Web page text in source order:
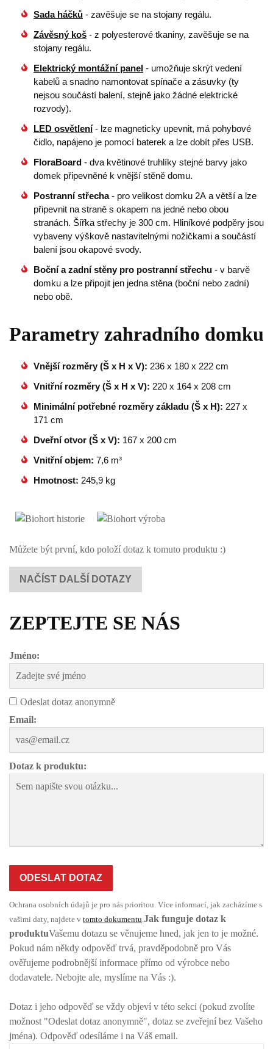
Sada háčků - zavěšuje se na stojany regálu.
Závěsný koš - z polyesterové tkaniny, zavěšuje se na
stojany regálu.
Elektrický montážní panel - umožňuje skrýt vedení
kabelů a snadno namontovat spínače a zásuvky (ty
nejsou součástí balení, stejně jako žádné elektrické
rozvody).
LED osvětlení- lze magneticky upevnit, má pohybové
čidlo, napájeno je pomocí baterek a lze dobít přes USB.
FloraBoard - dva květinové truhlíky stejné barvy jako
domek připevněné k vnější stěně domu.
Postranní střecha- pro velikost domku 2A a větší a lze
připevnit na straně s okapem na jedné nebo obou
stranách. Šířka střechy je 300 cm. Hliníkové podpěry jsou
vybaveny výškově nastavitelnými nožičkami a součástí
balení jsou okapové svody.
Boční a zadní stěny pro postranní střechu - v barvě
domku a lze připojit jen jedna stěna (boční nebo zadní)
nebo obě.
Parametry zahradního domku
Vnější rozměry (Š x H x V): 236 x 180 x 222 cm
Vnitřní rozměry (Š x H x V): 220 x 164 x 208 cm
Minimální potřebné rozměry základu (Š x H): 227 x
171 cm
Dveřní otvor (Š x V): 167 x 200 cm
Vnitřní objem: 7,6 m³
Hmotnost: 245,9 kg
Můžete být první, kdo položí dotaz k tomuto produktu :)
NAČÍST DALŠÍ DOTAZY
ZEPTEJTE SE NÁS
Jméno:
Odeslat dotaz anonymně
Email:
Dotaz k produktu:
ODESLAT DOTAZ
Ochrana osobních údajů je pro nás prioritou. Více informací, jak zacházíme s
vašimi daty, najdete v tomto dokumentu.Jak funguje dotaz k
produktuVašemu dotazu se věnujeme hned, jak jen to je možné.
Pokud nám někdy odpověď trvá, pravděpodobně pro Vás
ověřujeme podrobnější informace přímo od výrobce nebo
dodavatele. Nebojte ale, myslíme na Vás :).
Dotaz i jeho odpověď se vždy objeví v této sekci (pokud zvolíte
možnost "Odeslat dotaz anonymně", dotaz se zveřejní bez Vašeho
jména). Odpověď odesíláme i na Váš email.